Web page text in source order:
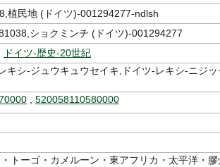
植民地 (ドイツ)-001294277-ndlsh
ショクミンチ (ドイツ)-001294277
ドイツ-歴史-20世紀
キシ-ジュウキュウセイキ,ドイツ-レキシ-ニジッ
520058110580000
トーゴ・カメルーン・東アフリカ・太平洋・膠